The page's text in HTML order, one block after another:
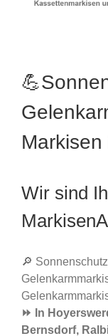
Wir sind
🔎
⏩ In
Bernsdorf,